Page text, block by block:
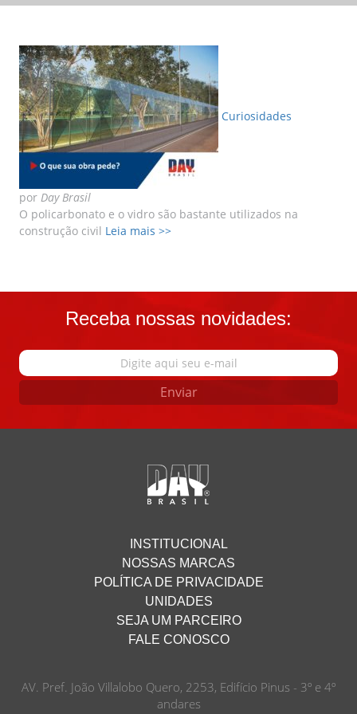
LER MAIS
Curiosidades
por Day Brasil
O policarbonato e o vidro são bastante utilizados na
construção civil Leia mais >>
Receba nossas novidades:
Enviar
INSTITUCIONAL
NOSSAS MARCAS
POLÍTICA DE PRIVACIDADE
UNIDADES
SEJA UM PARCEIRO
FALE CONOSCO
AV. Pref. João Villalobo Quero, 2253, Edifício Pinus - 3º e 4º
andares